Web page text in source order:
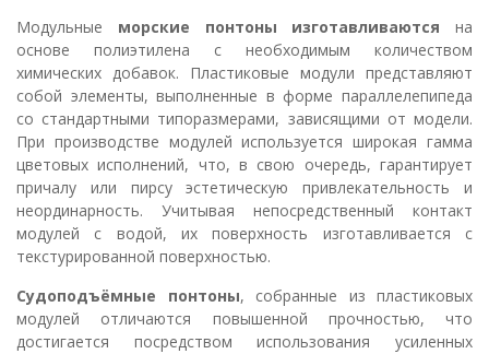
Модульные морские понтоны изготавливаются на
основе полиэтилена с необходимым количеством
химических добавок. Пластиковые модули представляют
собой элементы, выполненные в форме параллелепипеда
со стандартными типоразмерами, зависящими от модели.
При производстве модулей используется широкая гамма
цветовых исполнений, что, в свою очередь, гарантирует
причалу или пирсу эстетическую привлекательность и
неординарность. Учитывая непосредственный контакт
модулей с водой, их поверхность изготавливается с
текстурированной поверхностью.
Судоподъёмные понтоны, собранные из пластиковых
модулей отличаются повышенной прочностью, что
достигается посредством использования усиленных